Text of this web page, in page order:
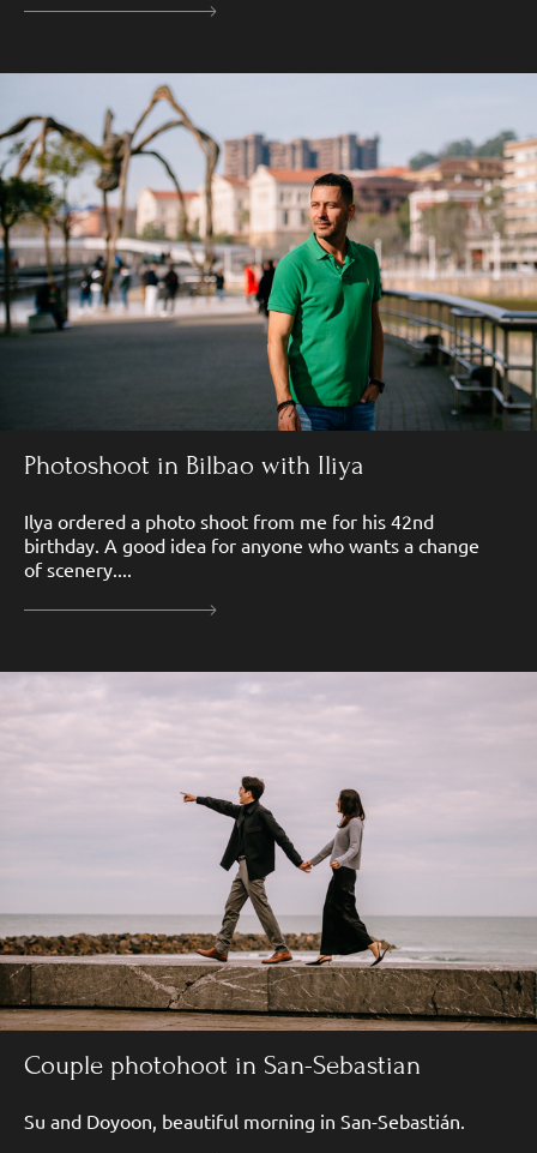
Photoshoot in Bilbao with Iliya
Ilya ordered a photo shoot from me for his 42nd
birthday. A good idea for anyone who wants a change
of scenery....
Couple photohoot in San-Sebastian
Su and Doyoon, beautiful morning in San-Sebastián.